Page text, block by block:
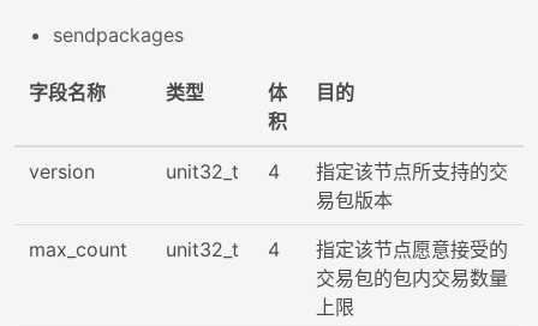
sendpackages
字段名称 类型
体
积
目的
version unit32_t 4
指定该节点所支持的交
易包版本
max_count unit32_t 4
指定该节点愿意接受的
交易包的包内交易数量
上限